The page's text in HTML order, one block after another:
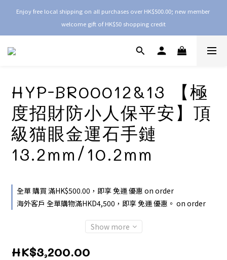
Enjoy free local shipping on all purchases over HK$500.00; new member
welcome gift of HK$50 shopping credit
HYP-BR00012&13 【極
度招財防小人保平安】頂
級猫眼金運石手鏈
13.2mm/10.2mm
全單 購買 滿HK$500.00，即享 免運 優惠 on order
海外客戶 全單購物滿HKD4,500，即享 免運 優惠。 on order
Show more
HK$3,200.00